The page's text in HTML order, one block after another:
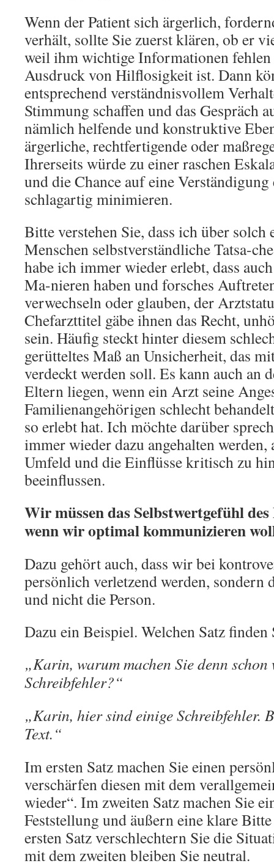
Wenn der Patient sich ärgerlich,
verhält, sollte Sie zuerst klären, ob er
weil ihm wichtige Informationen fehlen
Ausdruck von Hilflosigkeit ist. Dann
entsprechend verständnisvollem
Stimmung schaffen und das Gespräch
nämlich helfende und konstruktive
ärgerliche, rechtfertigende oder
Ihrerseits würde zu einer raschen
und die Chance auf eine
schlagartig minimieren.
Bitte verstehen Sie, dass ich über
Menschen selbstverständliche Tatsa-
habe ich immer wieder erlebt, dass
Ma-nieren haben und forsches
verwechseln oder glauben, der
Chefarzttitel gäbe ihnen das Recht,
sein. Häufig steckt hinter diesem
gerütteltes Maß an Unsicherheit, das
verdeckt werden soll. Es kann auch
Eltern liegen, wenn ein Arzt seine
Familienangehörigen schlecht
so erlebt hat. Ich möchte darüber
immer wieder dazu angehalten werden,
Umfeld und die Einflüsse kritisch zu
beeinflussen.
Wir müssen das Selbstwertgefühl
wenn wir optimal kommunizieren
Dazu gehört auch, dass wir bei
persönlich verletzend werden, sondern
und nicht die Person.
Dazu ein Beispiel. Welchen Satz finden
„Karin, warum machen Sie denn
Schreibfehler?“
„Karin, hier sind einige Schreibfehler.
Text.“
Im ersten Satz machen Sie einen
verschärfen diesen mit dem
wieder“. Im zweiten Satz machen Sie
Feststellung und äußern eine klare
ersten Satz verschlechtern Sie die
mit dem zweiten bleiben Sie neutral.